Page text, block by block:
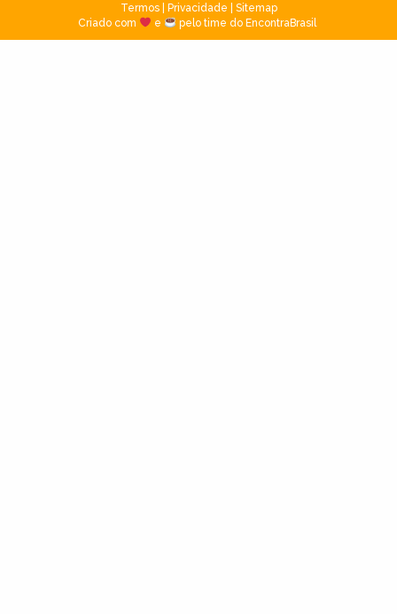
Termos| Privacidade
Sitemap
Criado com
e pelo time do EncontraBrasil